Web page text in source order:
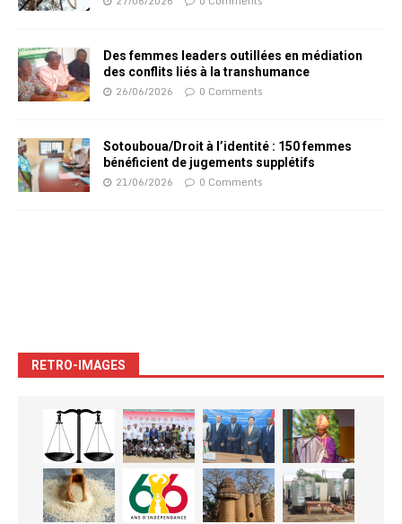
Des femmes leaders outillées en médiation
des conflits liés à la transhumance
26/06/2026 0 Comments
Sotouboua/Droit à l’identité : 150 femmes
bénéficient de jugements supplétifs
21/06/2026 0 Comments
RETRO-IMAGES